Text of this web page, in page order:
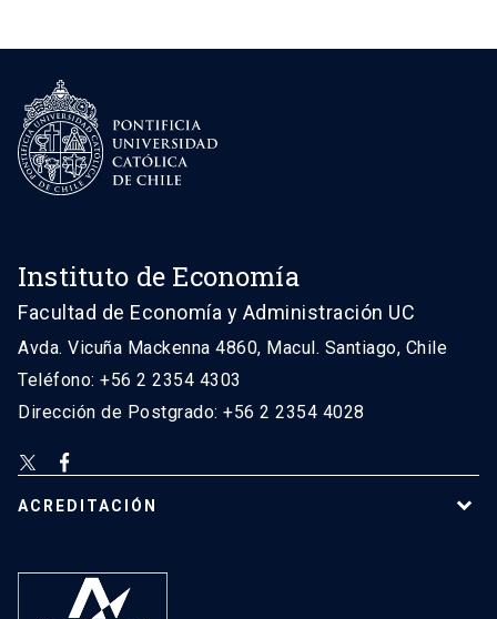
Instituto de Economía
Facultad de Economía y Administración UC
Avda. Vicuña Mackenna 4860, Macul. Santiago, Chile
Teléfono: +56 2 2354 4303
Dirección de Postgrado: +56 2 2354 4028
ACREDITACIÓN